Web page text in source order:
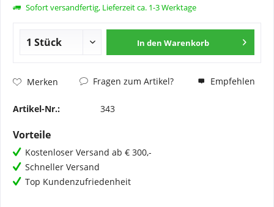
Sofort versandfertig, Lieferzeit ca. 1-3 Werktage
In den Warenkorb
Merken Fragen zum Artikel? Empfehlen
Artikel-Nr.: 343
Vorteile
Kostenloser Versand ab € 300,-
Schneller Versand
Top Kundenzufriedenheit